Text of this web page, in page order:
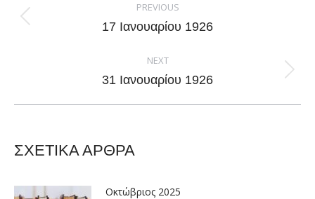
navigation
PREVIOUS
Previous
17 Ιανουαρίου 1926
NEXT
Next
31 Ιανουαρίου 1926
ΣΧΕΤΙΚΑ ΑΡΘΡΑ
Οκτώβριος 2025